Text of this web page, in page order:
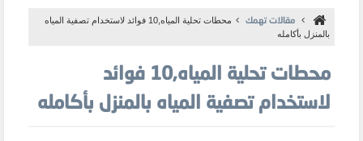
مقالات تهمك
محطات تحلية المياه,10 فوائد لاستخدام تصفية المياه
بالمنزل بأكامله
محطات تحلية المياه,10 فوائد
لاستخدام تصفية المياه بالمنزل بأكامله